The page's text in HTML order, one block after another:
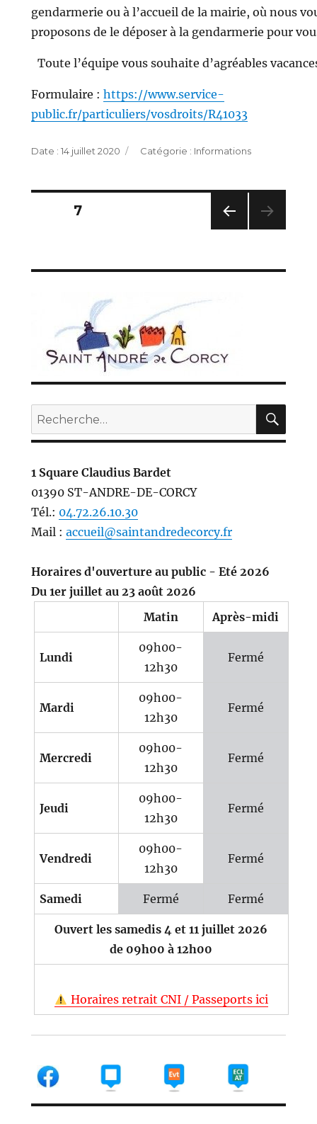
gendarmerie ou à l’accueil de la mairie, où nous
proposons de le déposer à la gendarmerie pour
Toute l’équipe vous souhaite d’agréables
Formulaire : https://www.service-
public.fr/particuliers/vosdroits/R41033
Publié
14 juillet 2020 Catégories
Informations
Pagination
publications
ÉDE
PAGE7
Recherche
pour :
1 Square Claudius Bardet
01390 ST-ANDRE-DE-CORCY
Tél.: 04.72.26.10.30
Mail : accueil@saintandredecorcy.fr
Horaires d'ouverture au public - Eté 2026
Du 1er juillet au 23 août 2026
Matin
Après-midi
Lundi
09h00-
12h30
Fermé
Mardi
09h00-
12h30
Fermé
Mercredi
09h00-
12h30
Fermé
Jeudi
09h00-
12h30
Fermé
Vendredi
09h00-
12h30
Fermé
Samedi Fermé Fermé
Ouvert les samedis 4 et 11 juillet 2026
de 09h00 à 12h00
Horaires retrait CNI / Passeports ici